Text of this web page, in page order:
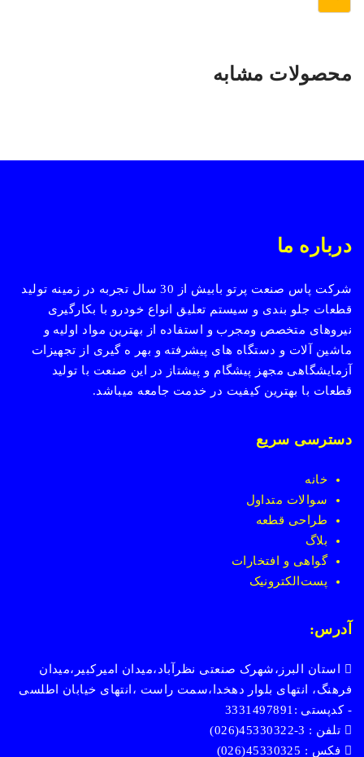
محصولات مشابه
درباره ما
شرکت پاس صنعت پرتو بابیش از 30 سال تجربه در زمینه تولید
قطعات جلو بندی و سیستم تعلیق انواع خودرو با بکارگیری
نیروهای متخصص ومجرب و استفاده از بهترین مواد اولیه و
ماشین آلات و دستگاه های پیشرفته و بهر ه گیری از تجهیزات
آزمایشگاهی مجهز پیشگام و پیشتاز در این صنعت با تولید
قطعات با بهترین کیفیت در خدمت جامعه میباشد.
دسترسی سریع
خانه
سوالات متداول
طراحی قطعه
بلاگ
گواهی و افتخارات
پست الکترونیک
آدرس:
استان البرز،شهرک صنعتی نظرآباد،میدان امیرکبیر،میدان
فرهنگ، انتهای بلوار دهخدا،سمت راست ،انتهای خیابان اطلسی
- کدپستی :3331497891
تلفن : 3-45330322(026)
فکس : 45330325(026)